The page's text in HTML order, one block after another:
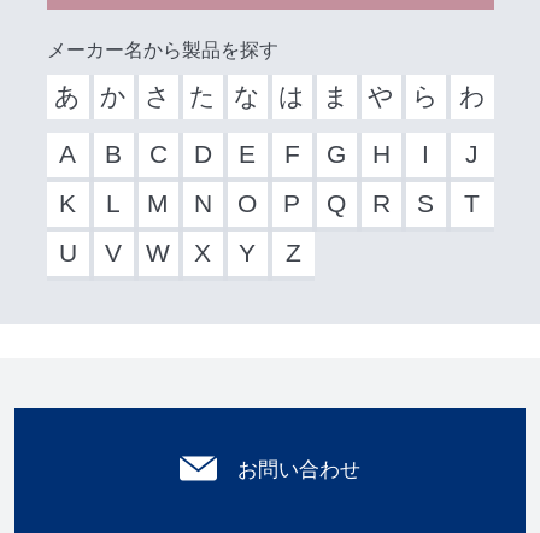
メーカー名から製品を探す
あ か さ た な は ま や ら わ
A B C D E F G H I
J
K
L M N O P Q R S
T
U
V W X Y Z
お問い合わせ